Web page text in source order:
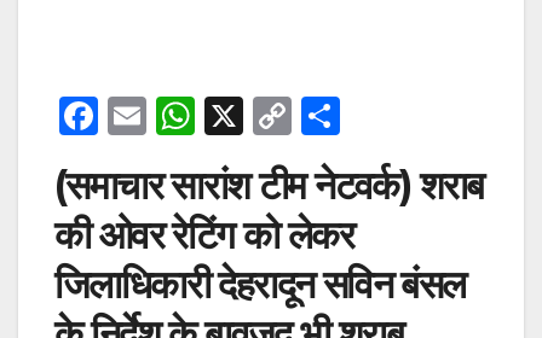
F
c
e
b
o
E
ail
W
at
s
A
p
X
C
p
y
Li
n
ar
e
(समाचार सारांश टीम नेटवर्क) शराब
की ओवर रेटिंग को लेकर
जिलाधिकारी देहरादून सविन बंसल